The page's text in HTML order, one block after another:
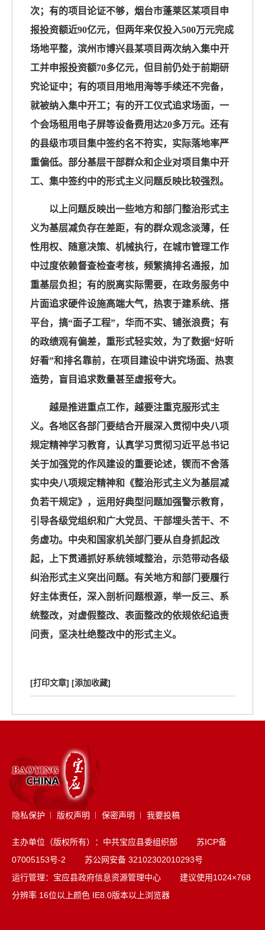
次；有的项目论证不够，烟台市蓬莱区某项目申
报投资额近90亿元，但两年来仅投入500万元完成
场地平整，滨州市博兴县某项目两次纳入集中开
工并申报投资额70多亿元，但目前仍处于前期研
究论证中；有的项目用地用海等手续还不完备，
就被纳入集中开工；有的开工仪式追求场面，一
个会场租用电子屏等设备费用达20多万元。还有
的县级市项目集中签约名不符实，实际落地率严
重偏低。部分基层干部群众和企业对项目集中开
工、集中签约中的形式主义问题反映比较强烈。
以上问题反映出一些地方和部门整治形式主
义为基层减负存在差距，有的群众观念淡薄，任
性用权、随意决策、机械执行，在城市管理工作
中过度依赖督查检查考核，频繁搞排名通报，加
重基层负担；有的脱离实际需要，在政务服务中
片面追求硬件设施高端大气，热衷于建系统、搭
平台，搞“面子工程”，华而不实、铺张浪费；有
的政绩观有偏差，重形式轻实效，为了数据“好听
好看”和排名靠前，在项目建设中讲究场面、热衷
造势，盲目追求数量甚至虚报夸大。
越是推进重点工作，越要注重克服形式主
义。各地区各部门要结合开展深入贯彻中央八项
规定精神学习教育，认真学习贯彻习近平总书记
关于加强党的作风建设的重要论述，锲而不舍落
实中央八项规定精神和《整治形式主义为基层减
负若干规定》，运用好典型问题加强警示教育，
引导各级党组织和广大党员、干部埋头苦干、不
务虚功。中央和国家机关部门要从自身抓起改
起，上下贯通抓好系统领域整治，示范带动各级
纠治形式主义突出问题。有关地方和部门要履行
好主体责任，深入剖析问题根源，举一反三、系
统整改，对虚假整改、表面整改的依规依纪追责
问责，坚决杜绝整改中的形式主义。
[打印文章] [添加收藏]
隐私保护 版权声明 保密声明 我要投稿
主办单位（版权所有）：中共宝应县委组织部 苏ICP备
07005153号-2
苏公网安备 32102302010293号
运行管理：宝应县政府信息资源管理中心 建议使用1024×768
分辨率 16位以上颜色 IE8.0版本以上浏览器